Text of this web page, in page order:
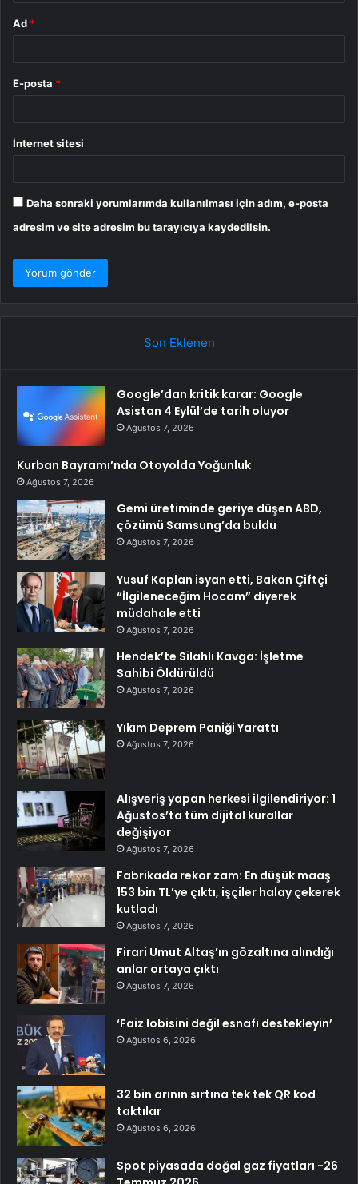
Ad *
E-posta *
İnternet sitesi
Daha sonraki yorumlarımda kullanılması için adım, e-posta
adresim ve site adresim bu tarayıcıya kaydedilsin.
Son Eklenen
Google’dan kritik karar: Google
Asistan 4 Eylül’de tarih oluyor
Ağustos 7, 2026
Kurban Bayramı’nda Otoyolda Yoğunluk
Ağustos 7, 2026
Gemi üretiminde geriye düşen ABD,
çözümü Samsung’da buldu
Ağustos 7, 2026
Yusuf Kaplan isyan etti, Bakan Çiftçi
“İlgileneceğim Hocam” diyerek
müdahale etti
Ağustos 7, 2026
Hendek’te Silahlı Kavga: İşletme
Sahibi Öldürüldü
Ağustos 7, 2026
Yıkım Deprem Paniği Yarattı
Ağustos 7, 2026
Alışveriş yapan herkesi ilgilendiriyor: 1
Ağustos’ta tüm dijital kurallar
değişiyor
Ağustos 7, 2026
Fabrikada rekor zam: En düşük maaş
153 bin TL’ye çıktı, işçiler halay çekerek
kutladı
Ağustos 7, 2026
Firari Umut Altaş’ın gözaltına alındığı
anlar ortaya çıktı
Ağustos 7, 2026
‘Faiz lobisini değil esnafı destekleyin’
Ağustos 6, 2026
32 bin arının sırtına tek tek QR kod
taktılar
Ağustos 6, 2026
Spot piyasada doğal gaz fiyatları -26